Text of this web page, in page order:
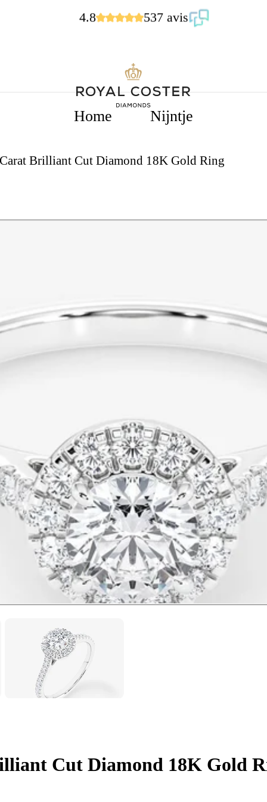
4.8 537 avis
Home Nijntje
Brilliant Cut Diamond 18K Gold Ring
Cut Diamond 18K Gold